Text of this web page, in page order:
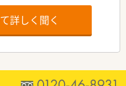
詳しく聞く